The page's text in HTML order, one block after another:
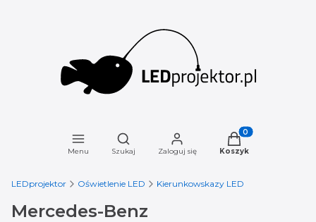
Menu
Otwórz wyszukiwarkę
Szukaj Zaloguj się
Produkty w
Koszyk
LEDprojektor Oświetlenie LED Kierunkowskazy LED
Mercedes-Benz